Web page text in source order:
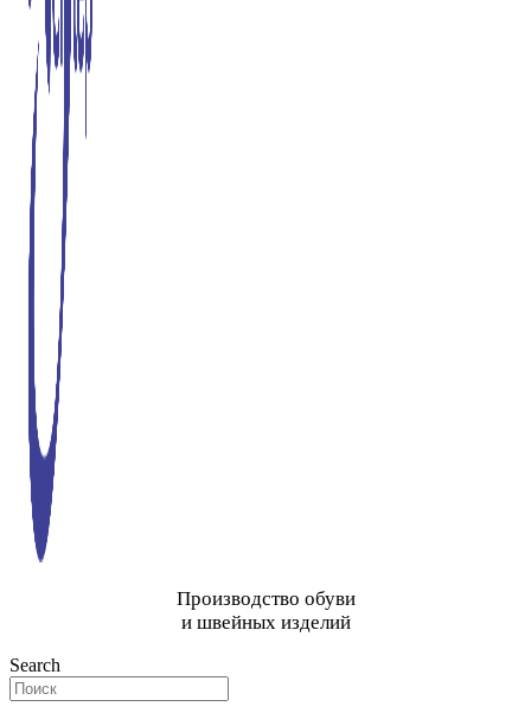
Производство обуви
и швейных изделий
Search